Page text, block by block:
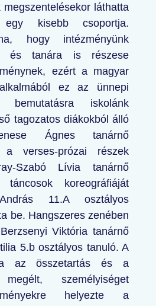
megszentelésekor láthatta
kisebb csoportja.
hogy intézményünk
és tanára is részese
ezért a magyar
ez az ünnepi
iskolánk
tagozatos diákokból álló
Ágnes tanárnő
verses-prózai részek
Szabó Lívia tanárnő
koreográfiáját
11.A osztályos
be. Hangszeres zenében
Viktória tanárnő
5.b osztályos tanuló. A
az összetartás és a
megélt, személyiséget
helyezte a